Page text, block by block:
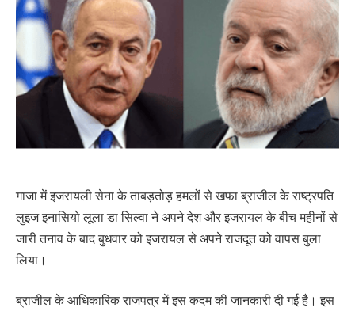
गाजा में इजरायली सेना के ताबड़तोड़ हमलों से खफा ब्राजील के राष्ट्रपति
लुइज इनासियो लूला डा सिल्वा ने अपने देश और इजरायल के बीच महीनों से
जारी तनाव के बाद बुधवार को इजरायल से अपने राजदूत को वापस बुला
लिया।
ब्राजील के आधिकारिक राजपत्र में इस कदम की जानकारी दी गई है। इस